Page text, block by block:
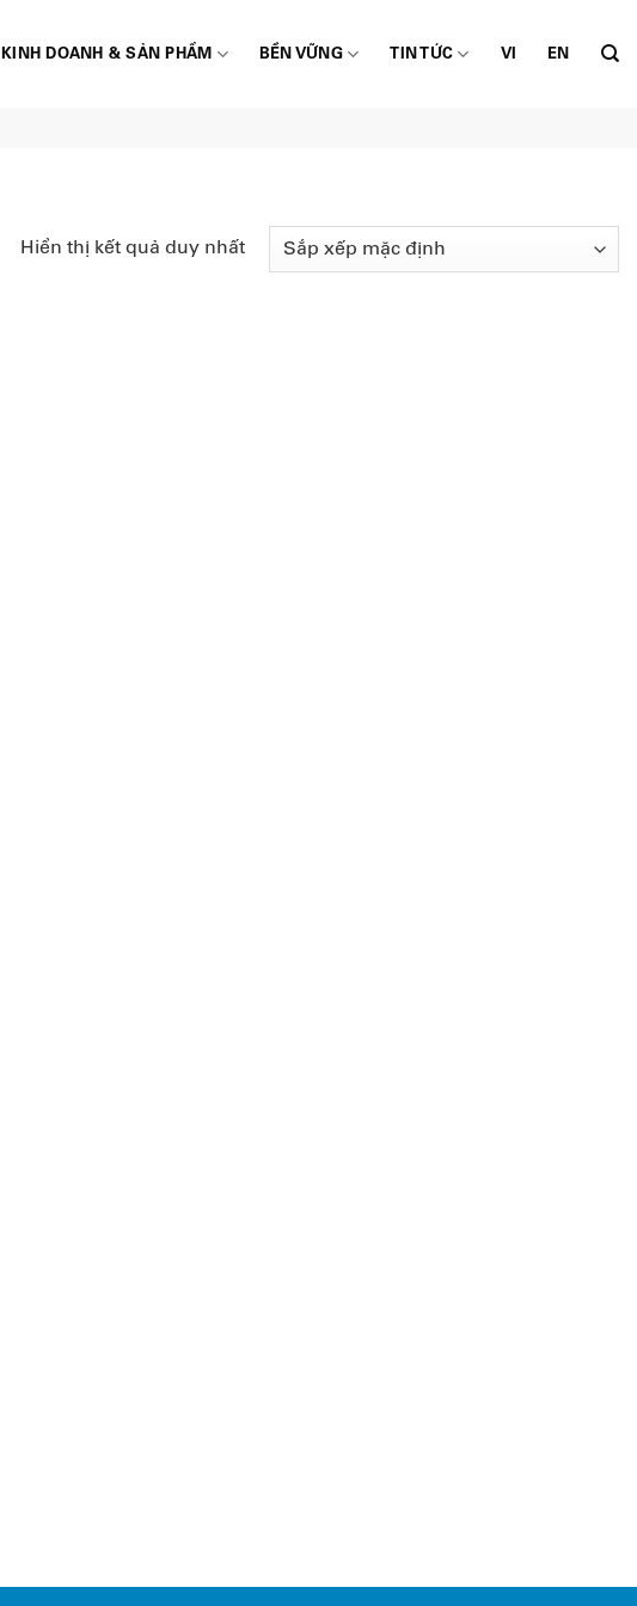
KINH DOANH & SẢN PHẨM BỀN VỮNG TIN TỨC VI EN
Hiển thị kết quả duy nhất